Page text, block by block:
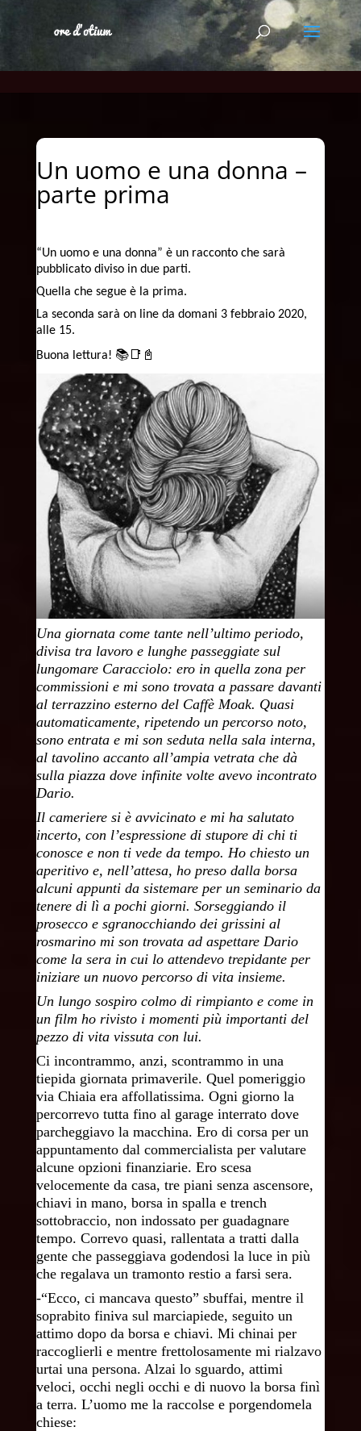
Un uomo e una donna –
parte prima
“Un uomo e una donna” è un racconto che sarà
pubblicato diviso in due parti.
Quella che segue è la prima.
La seconda sarà on line da domani 3 febbraio 2020,
alle 15.
Buona lettura! 📚📑📓
Una giornata come tante nell’ultimo periodo,
divisa tra lavoro e lunghe passeggiate sul
lungomare Caracciolo: ero in quella zona per
commissioni e mi sono trovata a passare davanti
al terrazzino esterno del Caffè Moak. Quasi
automaticamente, ripetendo un percorso noto,
sono entrata e mi son seduta nella sala interna,
al tavolino accanto all’ampia vetrata che dà
sulla piazza dove infinite volte avevo incontrato
Dario.
Il cameriere si è avvicinato e mi ha salutato
incerto, con l’espressione di stupore di chi ti
conosce e non ti vede da tempo. Ho chiesto un
aperitivo e, nell’attesa, ho preso dalla borsa
alcuni appunti da sistemare per un seminario da
tenere di lì a pochi giorni. Sorseggiando il
prosecco e sgranocchiando dei grissini al
rosmarino mi son trovata ad aspettare Dario
come la sera in cui lo attendevo trepidante per
iniziare un nuovo percorso di vita insieme.
Un lungo sospiro colmo di rimpianto e come in
un film ho rivisto i momenti più importanti del
pezzo di vita vissuta con lui.
Ci incontrammo, anzi, scontrammo in una
tiepida giornata primaverile. Quel pomeriggio
via Chiaia era affollatissima. Ogni giorno la
percorrevo tutta fino al garage interrato dove
parcheggiavo la macchina. Ero di corsa per un
appuntamento dal commercialista per valutare
alcune opzioni finanziarie. Ero scesa
velocemente da casa, tre piani senza ascensore,
chiavi in mano, borsa in spalla e trench
sottobraccio, non indossato per guadagnare
tempo. Correvo quasi, rallentata a tratti dalla
gente che passeggiava godendosi la luce in più
che regalava un tramonto restio a farsi sera.
-“Ecco, ci mancava questo” sbuffai, mentre il
soprabito finiva sul marciapiede, seguito un
attimo dopo da borsa e chiavi. Mi chinai per
raccoglierli e mentre frettolosamente mi rialzavo
urtai una persona. Alzai lo sguardo, attimi
veloci, occhi negli occhi e di nuovo la borsa finì
a terra. L’uomo me la raccolse e porgendomela
chiese: